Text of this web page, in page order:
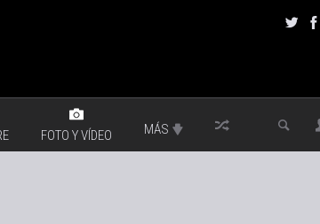
FOTO Y VÍDEO MÁS